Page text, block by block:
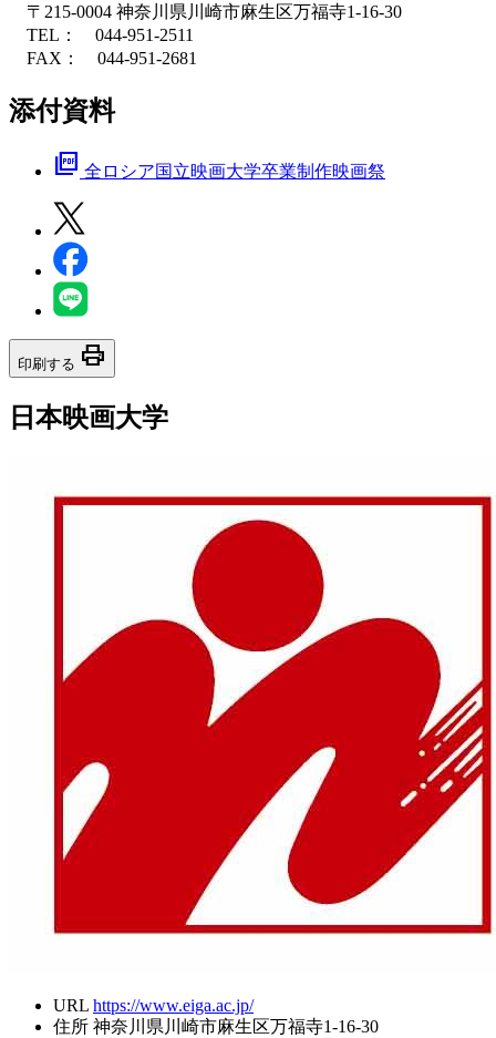
〒215-0004 神奈川県川崎市麻生区万福寺1-16-30
TEL： 044-951-2511
FAX： 044-951-2681
添付資料
picture_as_pdf 全ロシア国立映画大学卒業制作映画祭
印刷する print
日本映画大学
URL https://www.eiga.ac.jp/
住所 神奈川県川崎市麻生区万福寺1-16-30